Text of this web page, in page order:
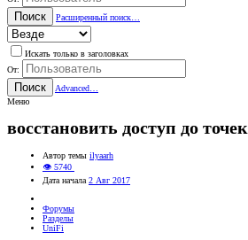
Поиск Расширенный поиск…
Искать только в заголовках
От:
Поиск
Advanced…
Меню
восстановить доступ до точек
Автор темы ilyaarh
👁 5740
Дата начала 2 Авг 2017
Форумы
Разделы
UniFi